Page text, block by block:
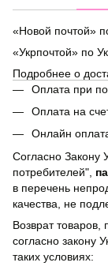
«Новой почтой»
«Укрпочтой» по
Подробнее о
Оплата при
Оплата на
Онлайн
Согласно Закону
потребителей",
в перечень
качества, не
Возврат товаров,
согласно закону
таких условиях: